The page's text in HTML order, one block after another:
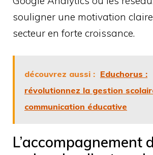
souligner une motivation
secteur en forte croissance.
découvrez aussi : Educhorus :
révolutionnez la gestion
communication éducative
L’accompagnement